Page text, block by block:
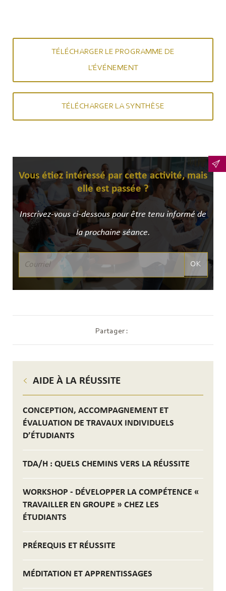
AIDE À LA RÉUSSITE
CONCEPTION, ACCOMPAGNEMENT ET
ÉVALUATION DE TRAVAUX INDIVIDUELS
D’ÉTUDIANTS
TDA/H : QUELS CHEMINS VERS LA RÉUSSITE
WORKSHOP - DÉVELOPPER LA COMPÉTENCE «
TRAVAILLER EN GROUPE » CHEZ LES
ÉTUDIANTS
PRÉREQUIS ET RÉUSSITE
MÉDITATION ET APPRENTISSAGES
TÉLÉCHARGER LE PROGRAMME DE
L'ÉVÉNEMENT
TÉLÉCHARGER LA SYNTHÈSE
Vous étiez intéressé par cette activité, mais
elle est passée ?
Inscrivez-vous ci-dessous pour être tenu informé de
la prochaine séance.
OK
Partager :